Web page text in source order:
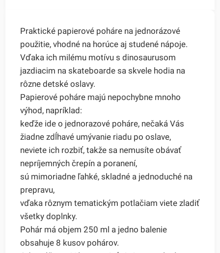
Praktické papierové poháre na jednorázové
použitie, vhodné na horúce aj studené nápoje.
Vďaka ich milému motívu s dinosaurusom
jazdiacim na skateboarde sa skvele hodia na
rôzne detské oslavy.
Papierové poháre majú nepochybne mnoho
výhod, napríklad:
keďže ide o jednorazové poháre, nečaká Vás
žiadne zdĺhavé umývanie riadu po oslave,
neviete ich rozbiť, takže sa nemusíte obávať
nepríjemných črepín a poranení,
sú mimoriadne ľahké, skladné a jednoduché na
prepravu,
vďaka rôznym tematickým potlačiam viete zladiť
všetky doplnky.
Pohár má objem 250 ml a jedno balenie
obsahuje 8 kusov pohárov.